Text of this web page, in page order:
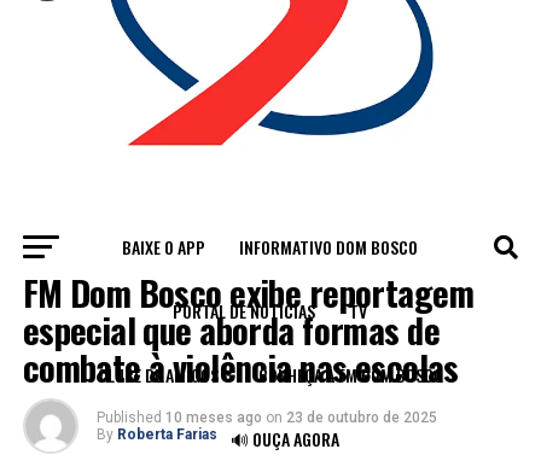
BAIXE O APP INFORMATIVO DOM BOSCO
PORTAL DE NOTÍCIAS TV
CLUBE DE AMIGOS CONHEÇA A FM DOM BOSCO
🔊 OUÇA AGORA
INSTITUCIONAL
FM Dom Bosco exibe reportagem
especial que aborda formas de
combate à violência nas escolas
Published 10 meses ago on 23 de outubro de 2025
By Roberta Farias